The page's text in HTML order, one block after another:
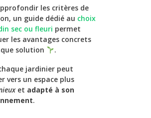
les critères de
un guide dédié au choix
sec ou fleuri permet
les avantages concrets
solution
.
jardinier peut
vers un espace plus
et adapté à son
.